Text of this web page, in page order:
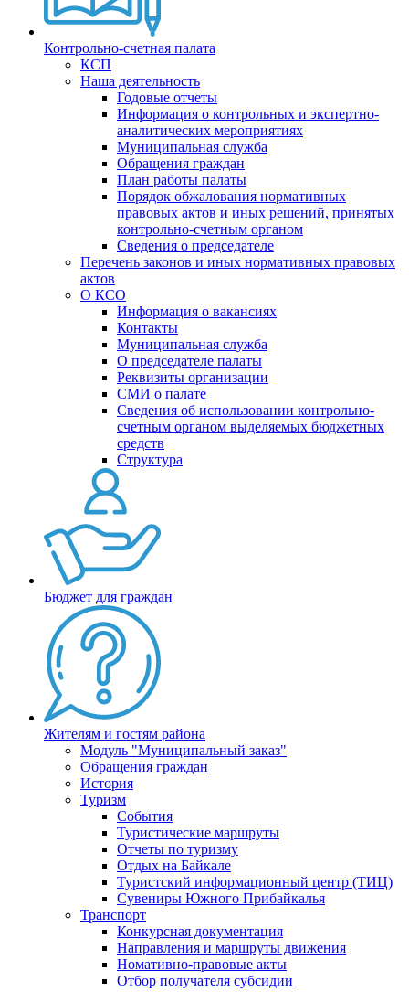
Контрольно-счетная палата
КСП
Наша деятельность
Годовые отчеты
Информация о контрольных и экспертно-
аналитических мероприятиях
Муниципальная служба
Обращения граждан
План работы палаты
Порядок обжалования нормативных
правовых актов и иных решений, принятых
контрольно-счетным органом
Сведения о председателе
Перечень законов и иных нормативных правовых
актов
О КСО
Информация о вакансиях
Контакты
Муниципальная служба
О председателе палаты
Реквизиты организации
СМИ о палате
Сведения об использовании контрольно-
счетным органом выделяемых бюджетных
средств
Структура
Бюджет для граждан
Жителям и гостям района
Модуль "Муниципальный заказ"
Обращения граждан
История
Туризм
События
Туристические маршруты
Отчеты по туризму
Отдых на Байкале
Туристский информационный центр (ТИЦ)
Сувениры Южного Прибайкалья
Транспорт
Конкурсная документация
Направления и маршруты движения
Номативно-правовые акты
Отбор получателя субсидии